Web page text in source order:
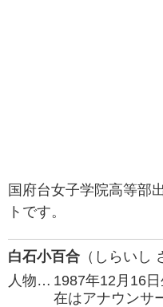
国府台女子学院高等部
トです。
白石小百合 （しらいし
人物… 1987年12月16
在はアナウンサ